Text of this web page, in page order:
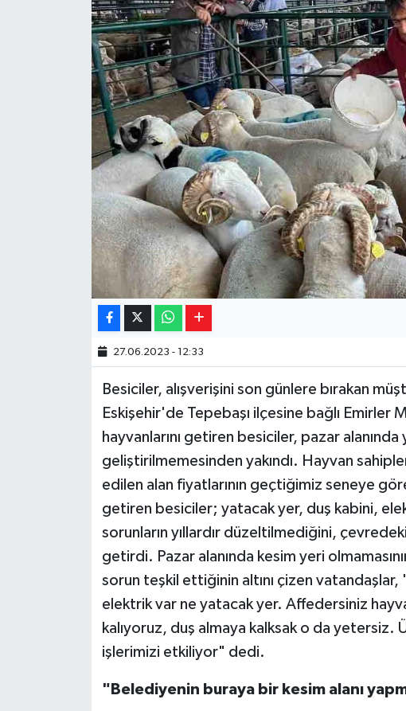
27.06.2023 - 12:33
Besiciler, alışverişini son günlere bırakan
Eskişehir'de Tepebaşı ilçesine bağlı Emirler
hayvanlarını getiren besiciler, pazar
geliştirilmemesinden yakındı. Hayvan
edilen alan fiyatlarının geçtiğimiz seneye
getiren besiciler; yatacak yer, duş kabini,
sorunların yıllardır düzeltilmediğini,
getirdi. Pazar alanında kesim yeri
sorun teşkil ettiğinin altını çizen
elektrik var ne yatacak yer. Affedersiniz
kalıyoruz, duş almaya kalksak o da yetersiz.
işlerimizi etkiliyor" dedi.
"Belediyenin buraya bir kesim alanı
Resmi ilanlar